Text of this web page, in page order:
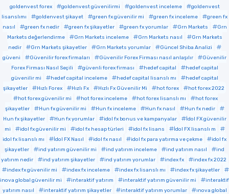
goldenvest forex
goldenvest güvenilirmi goldenvest inceleme
goldenvest
lisanslımı
goldenvest şikayet green fx güvenilir mi green fx inceleme
green fx
nasıl
green fx nedir green fx şikayetler green fx yorumlar Grn Markets
Grn
Markets değerlendirme
Grn Markets inceleme Grn Markets nasıl
Grn Markets
nedir
Grn Markets şikayetler Grn Markets yorumlar
Güncel Shiba Analizi
güveni
Güvenilir forex firmaları Güvenilir Forex Firması nasıl anlaşılır
Güvenilir
Forex Firması Nasıl Seçili
güvenli forex firması hedef capital
hedef capital
güvenilir mi
hedef capital inceleme hedef capital lisanslı mı
hedef capital
şikayetler
Hızlı Forex Hızlı Fx Hızlı Fx Güvenilir Mi hot forex
hot forex 2022
hot forex güvenilir mi
hot forex inceleme hot forex lisanslı mı
hot forex
şikayetler
Hun fx güvenilir mi Hun fx inceleme Hun fx nasıl
Hun fx nedir
Hun fx şikayetler
Hun fx yorumlar idol fx bonus ve kampanyalar
İdol FX güvenilir
mi
idol fx güvenilir mi idol fx hesap türleri idol fx lisans
İdol FX lisanslı m
idol fx lisanslı mı
İdol FX Nasıl idol fx nasıl idol fx para yatırma ve çekme
idol fx
şikayetler
ind yatırım güvenilir mi ind yatırım inceleme ind yatırım nasıl
ind
yatırım nedir
ind yatırım şikayetler ind yatırım yorumlar index fx
index fx 2022
index fx güvenilir mi
index fx inceleme index fx lisanslı mı
index fx şikayetler
inova global güvenilir mi
interaktif yatırım interaktif yatırım güvenilir mi
interaktif
yatırım nasıl
interaktif yatırım şikayetler interaktif yatırım yorumlar
ınova global